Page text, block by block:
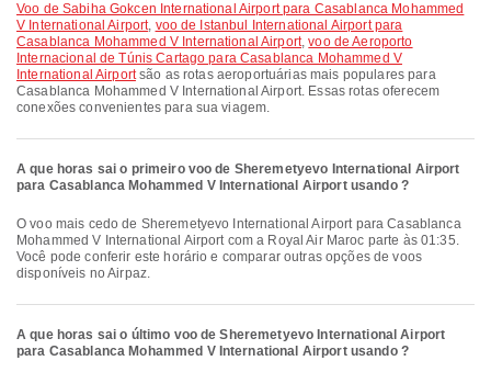
voo de Sabiha Gokcen International Airport para Casablanca Mohammed
V International Airport, voo de Istanbul International Airport para
Casablanca Mohammed V International Airport,voo de Aeroporto
Internacional de Túnis Cartago para Casablanca Mohammed V
International Airportsão as rotas aeroportuárias mais populares para
Casablanca Mohammed V International Airport. Essas rotas oferecem
conexões convenientes para sua viagem.
A que horas sai o primeiro voo de Sheremetyevo International Airport
para Casablanca Mohammed V International Airport usando ?
O voo mais cedo de Sheremetyevo International Airport para Casablanca
Mohammed V International Airport com a Royal Air Maroc parte às 01:35.
Você pode conferir este horário e comparar outras opções de voos
disponíveis no Airpaz.
A que horas sai o último voo de Sheremetyevo International Airport
para Casablanca Mohammed V International Airport usando ?